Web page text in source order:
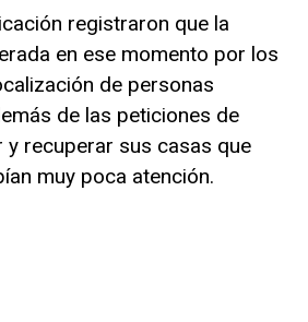
registraron que la
en ese momento por los
de personas
de las peticiones de
y recuperar sus casas que
muy poca atención.